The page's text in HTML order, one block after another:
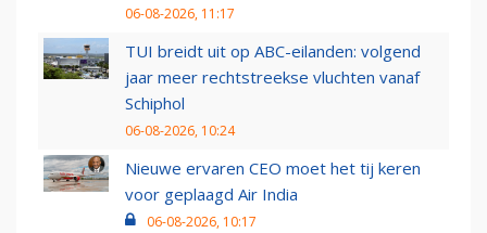
06-08-2026, 11:17
TUI breidt uit op ABC-eilanden: volgend
jaar meer rechtstreekse vluchten vanaf
Schiphol
06-08-2026, 10:24
Nieuwe ervaren CEO moet het tij keren
voor geplaagd Air India
06-08-2026, 10:17